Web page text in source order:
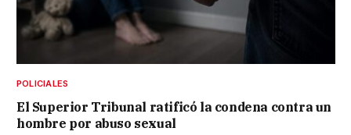
POLICIALES
El Superior Tribunal ratificó la condena contra un
hombre por abuso sexual